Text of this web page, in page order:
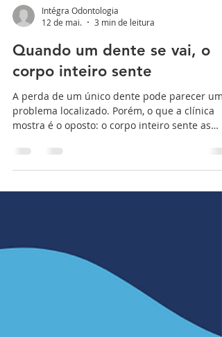
Intégra Odontologia
Quando um dente se vai, o
corpo inteiro sente
A perda de um único dente pode parecer um
problema localizado. Porém, o que a clínica